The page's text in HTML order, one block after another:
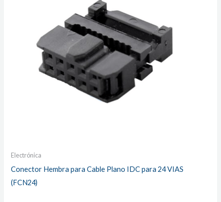
Electrónica
Conector Hembra para Cable Plano IDC para 24 VIAS
(FCN24)